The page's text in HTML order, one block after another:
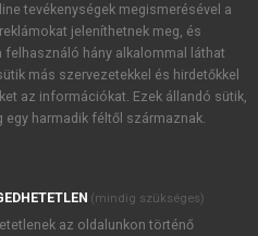
akcióiról.
Kiadó Zrt. újdonságairól,
foglaltakat tudomásul
tevékenységek megismerésével a
jeleníthetnek meg, és
felhasználó hány alkalommal láthat
más szervezetekkel és hirdetőkkel
az információkat. Ezek állandó sütik,
egy harmadik féltől származnak.
(mindig szükséges)
az oldalunkon történő